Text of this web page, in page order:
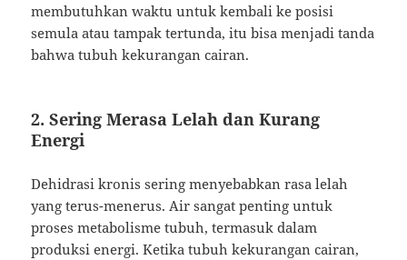
membutuhkan waktu untuk kembali ke posisi
semula atau tampak tertunda, itu bisa menjadi tanda
bahwa tubuh kekurangan cairan.
2. Sering Merasa Lelah dan Kurang
Energi
Dehidrasi kronis sering menyebabkan rasa lelah
yang terus-menerus. Air sangat penting untuk
proses metabolisme tubuh, termasuk dalam
produksi energi. Ketika tubuh kekurangan cairan,